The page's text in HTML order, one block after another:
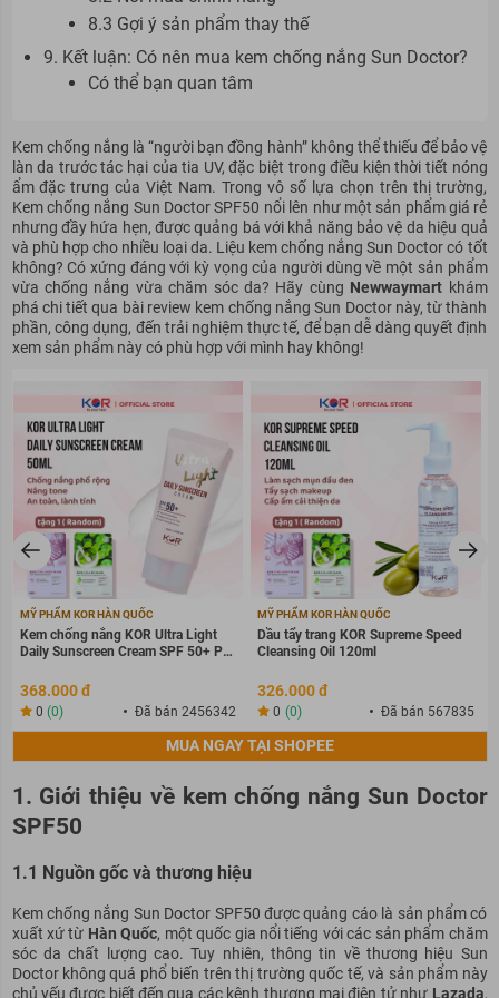
8.3 Gợi ý sản phẩm thay thế
9. Kết luận: Có nên mua kem chống nắng Sun Doctor?
Có thể bạn quan tâm
Kem chống nắng là “người bạn đồng hành” không thể thiếu để bảo vệ
làn da trước tác hại của tia UV, đặc biệt trong điều kiện thời tiết nóng
ẩm đặc trưng của Việt Nam. Trong vô số lựa chọn trên thị trường,
Kem chống nắng Sun Doctor SPF50 nổi lên như một sản phẩm giá rẻ
nhưng đầy hứa hẹn, được quảng bá với khả năng bảo vệ da hiệu quả
và phù hợp cho nhiều loại da. Liệu kem chống nắng Sun Doctor có tốt
không? Có xứng đáng với kỳ vọng của người dùng về một sản phẩm
vừa chống nắng vừa chăm sóc da? Hãy cùng Newwaymart khám
phá chi tiết qua bài review kem chống nắng Sun Doctor này, từ thành
phần, công dụng, đến trải nghiệm thực tế, để bạn dễ dàng quyết định
xem sản phẩm này có phù hợp với mình hay không!
MỸ PHẨM KOR HÀN QUỐC
Kem chống nắng KOR Ultra Light
Daily Sunscreen Cream SPF 50+ PA
368.000 đ
0 (0) Đã bán 2456342
MỸ PHẨM KOR HÀN QUỐC
Dầu tẩy trang KOR Supreme Speed
Cleansing Oil 120ml
326.000 đ
0 (0) Đã bán 567835
MUA NGAY TẠI SHOPEE
1. Giới thiệu về kem chống nắng Sun Doctor
SPF50
1.1 Nguồn gốc và thương hiệu
Kem chống nắng Sun Doctor SPF50 được quảng cáo là sản phẩm có
xuất xứ từ Hàn Quốc, một quốc gia nổi tiếng với các sản phẩm chăm
sóc da chất lượng cao. Tuy nhiên, thông tin về thương hiệu Sun
Doctor không quá phổ biến trên thị trường quốc tế, và sản phẩm này
chủ yếu được biết đến qua các kênh thương mại điện tử như Lazada,